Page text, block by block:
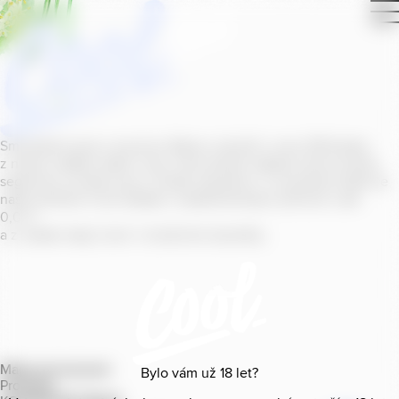
Bylo vám už 18 let?
Smícháním piva s ovocnou šťávou vytvořil v roce
z našich sládků
segmentu na bázi piva v České republice. V současné době se
naše portfolio Cool skládá z nealkoholických příchutí s alk.
0
a z nealko řady Cool+ s funkčními benefity.
Mapa provozoven
Produkty